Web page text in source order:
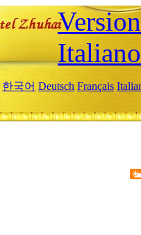
Italiano
한국어 Deutsch Français